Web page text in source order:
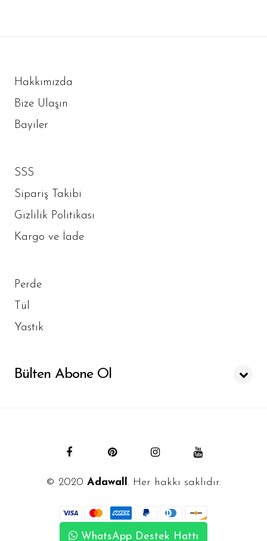
Hakkımızda
Bize Ulaşın
Bayiler
SSS
Sipariş Takibi
Gizlilik Politikası
Kargo ve İade
Perde
Tül
Yastık
Bülten Abone Ol
© 2020 Adawall. Her hakkı saklıdır.
WhatsApp Destek Hattı